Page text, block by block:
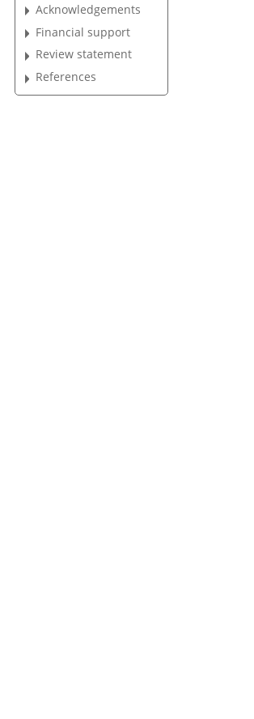
Acknowledgements
Financial support
Review statement
References